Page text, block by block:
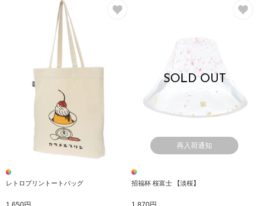
レトロプリントートバッグ
SOLD OUT
再入荷通知
招福杯 桜富士 【淡桜】